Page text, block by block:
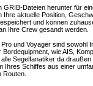
GRIB-Dateien herunter für
Ihre aktuelle Position,
und können
Ihre Crew gesandt werden.
und Voyager sind sowohl
Bordequipment, wie AIS,
Segelfanatiker da
Ihres Schiffes aus einer
Routen.